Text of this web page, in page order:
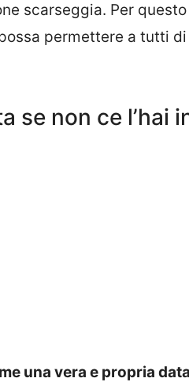
scarseggia. Per
permettere a tutti
se non ce l’hai
una vera e propria